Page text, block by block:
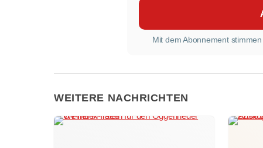
Mit dem Abonnement
WEITERE NACHRICHTEN